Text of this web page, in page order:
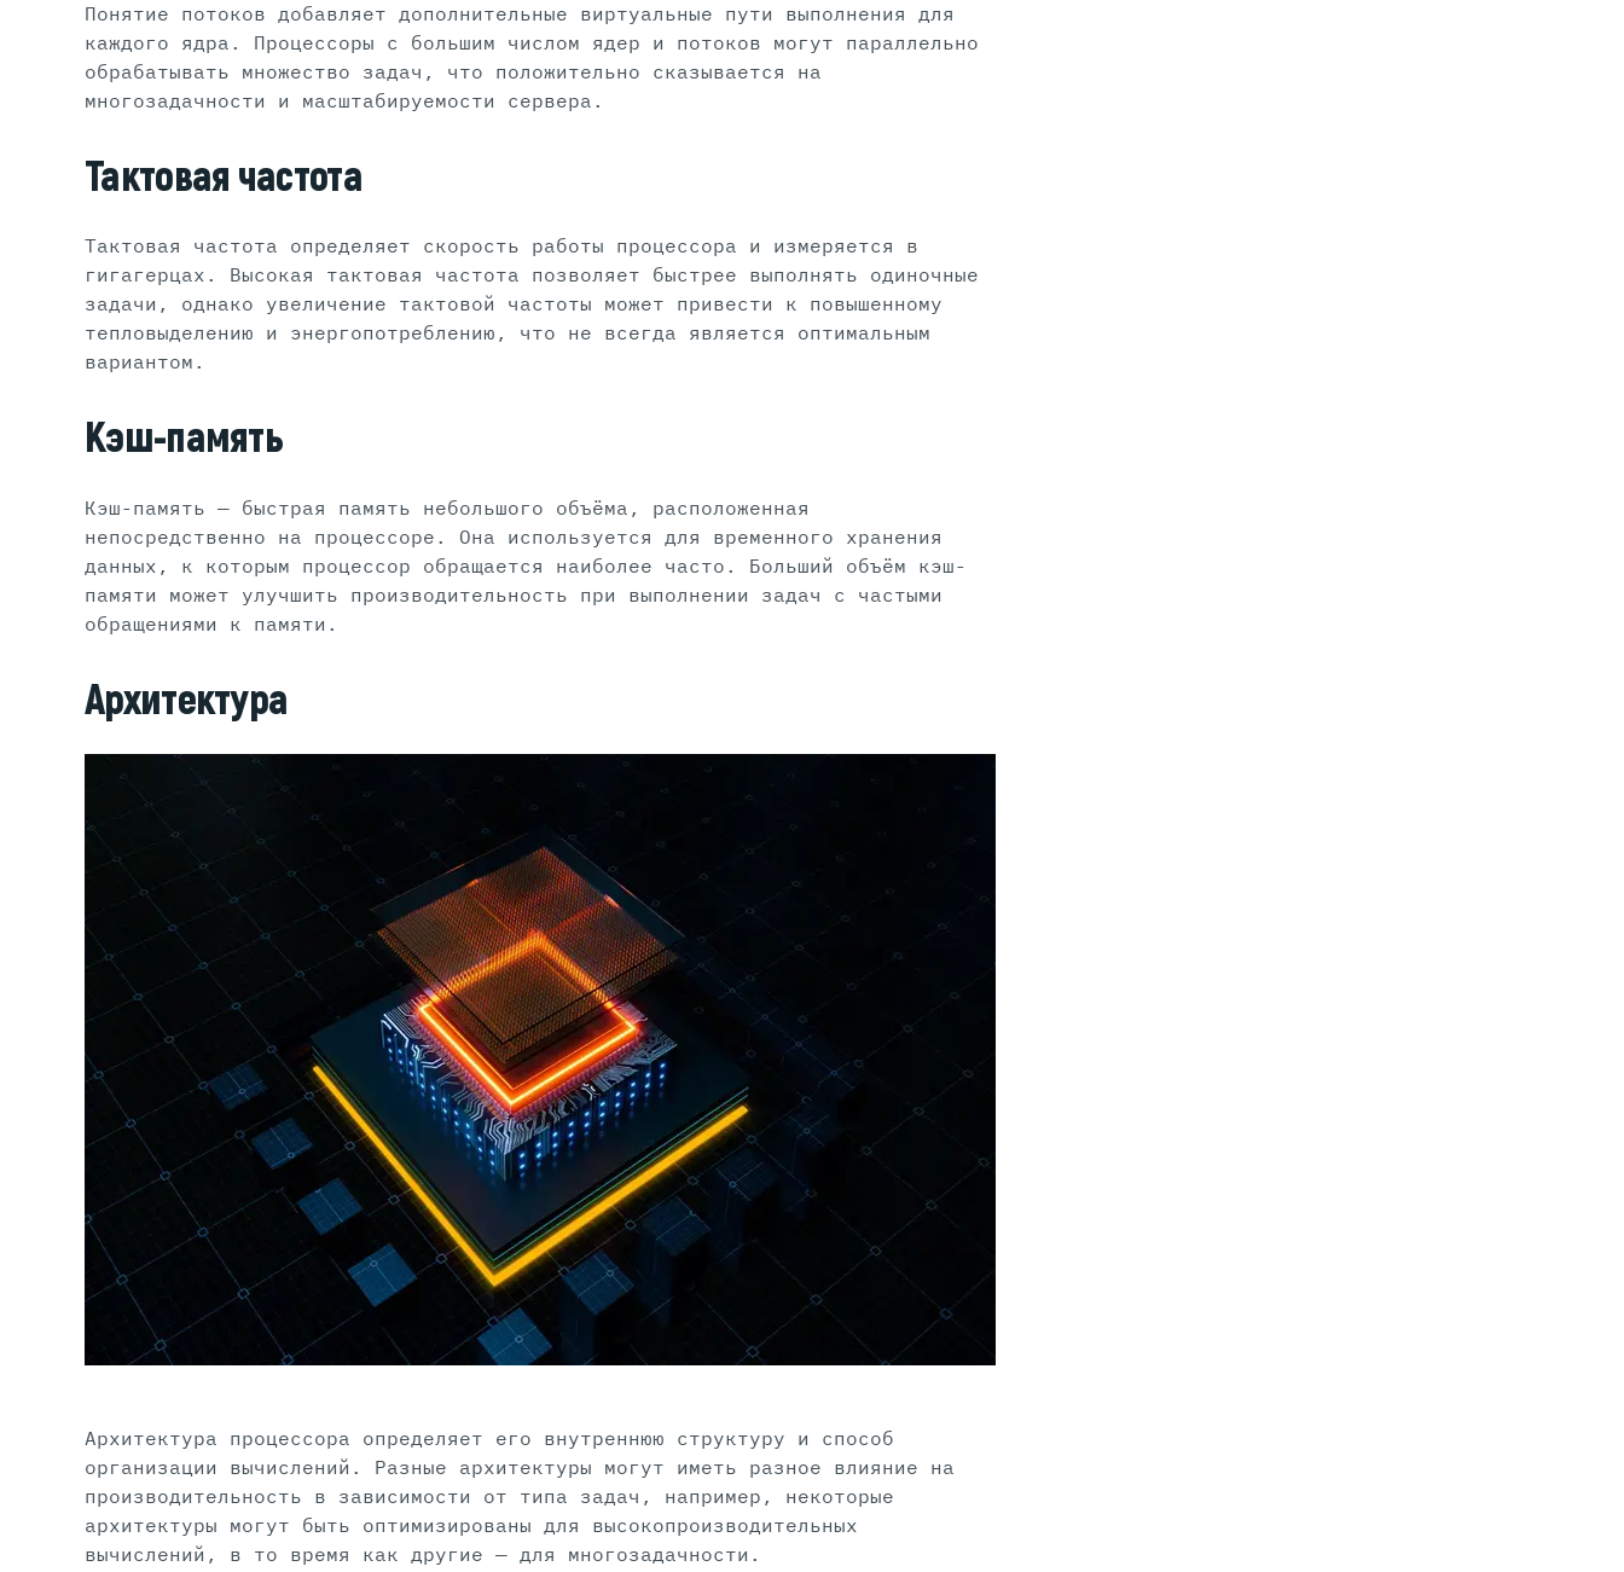
Понятие потоков добавляет дополнительные виртуальные пути выполнения для
каждого ядра. Процессоры с большим числом ядер и потоков могут параллельно
обрабатывать множество задач, что положительно сказывается на
многозадачности и масштабируемости сервера.
Тактовая частота
Тактовая частота определяет скорость работы процессора и измеряется в
гигагерцах. Высокая тактовая частота позволяет быстрее выполнять одиночные
задачи, однако увеличение тактовой частоты может привести к повышенному
тепловыделению и энергопотреблению, что не всегда является оптимальным
вариантом.
Кэш-память
Кэш-память — быстрая память небольшого объёма, расположенная
непосредственно на процессоре. Она используется для временного хранения
данных, к которым процессор обращается наиболее часто. Больший объём кэш-
памяти может улучшить производительность при выполнении задач с частыми
обращениями к памяти.
Архитектура
Архитектура процессора определяет его внутреннюю структуру и способ
организации вычислений. Разные архитектуры могут иметь разное влияние на
производительность в зависимости от типа задач, например, некоторые
архитектуры могут быть оптимизированы для высокопроизводительных
вычислений, в то время как другие — для многозадачности.